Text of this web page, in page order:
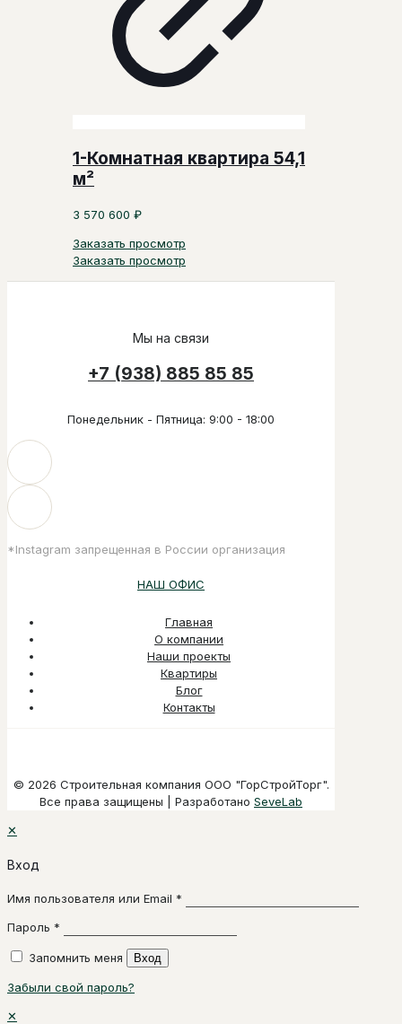
1-Комнатная квартира 54,1
м²
3 570 600 ₽
Заказать просмотр
Заказать просмотр
Мы на связи
+7 (938) 885 85 85
Понедельник - Пятница: 9:00 - 18:00
*Instagram запрещенная в России организация
НАШ ОФИС
Главная
О компании
Наши проекты
Квартиры
Блог
Контакты
© 2026 Строительная компания ООО "ГорСтройТорг".
Все права защищены | Разработано SeveLab
✕
Вход
Имя пользователя или Email *
Пароль *
Запомнить меня Вход
Забыли свой пароль?
✕